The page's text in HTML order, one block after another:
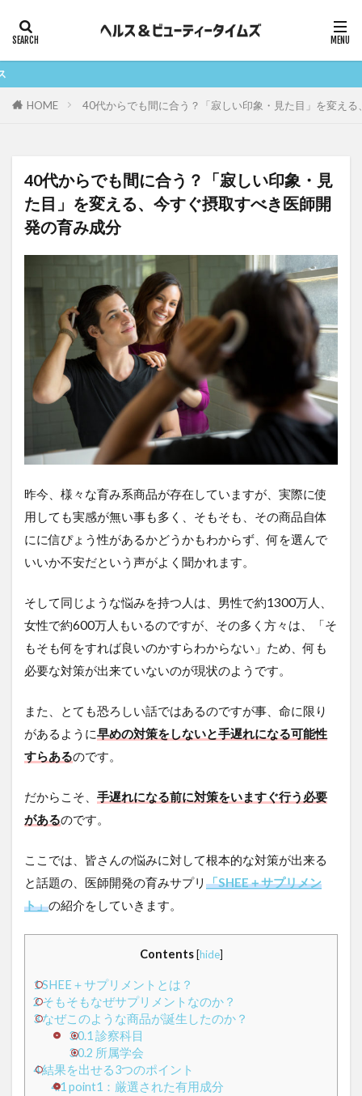
HOME 40代からでも間に合う？「寂しい印象・見た目」を変え
40代からでも間に合う？「寂しい印象・見
た目」を変える、今すぐ摂取すべき医師開
発の育み成分
昨今、様々な育み系商品が存在していますが、実際に使
用しても実感が無い事も多く、そもそも、その商品自体
にに信ぴょう性があるかどうかもわからず、何を選んで
いいか不安だという声がよく聞かれます。
そして同じような悩みを持つ人は、男性で約1300万人、
女性で約600万人もいるのですが、その多く方々は、「そ
もそも何をすれば良いのかすらわからない」ため、何も
必要な対策が出来ていないのが現状のようです。
また、とても恐ろしい話ではあるのですが事、命に限り
があるように早めの対策をしないと手遅れになる可能性
すらあるのです。
だからこそ、 手遅れになる前に対策をいますぐ行う必要
があるのです。
ここでは、皆さんの悩みに対して根本的な対策が出来る
と話題の、医師開発の育みサプリ 「SHEE＋サプリメン
ト」の紹介をしていきます。
Contents [hide]
1SHEE＋サプリメントとは？
2そもそもなぜサプリメントなのか？
3なぜこのような商品が誕生したのか？
3.0.1診察科目
3.0.2 所属学会
4結果を出せる3つのポイント
4.1point1：厳選された有用成分
AGA 糖化 健康 妊娠
妊活
抜け毛
減量
運動 酸化
マッサージ
シミ vegie お酒
くすみ
しわ
たるみ アルコール
サプリメント
スカルプ
ベジエ
スカルプケア
スキンケア
セラミド
ダイエット
ヒト脂肪幹細胞培養液
ビタミンC
ヘアケア
食事制限